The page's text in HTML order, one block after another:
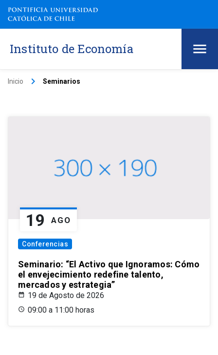
Instituto de Economía
Inicio keyboard_arrow_right Seminarios
19 AGO
Conferencias
Seminario: “El Activo que Ignoramos: Cómo
el envejecimiento redefine talento,
mercados y estrategia”
19 de Agosto de 2026
09:00 a 11:00 horas